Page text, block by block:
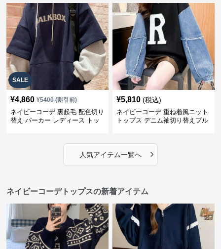
SALE
¥4,860 ¥5400(割引前)
ネイビーコーデ 裏起毛 配色切り
替え パーカー レディース トッ
¥5,810 (税込)
ネイビーコーデ 重ね着風ニット
トップス デニム袖切り替えプル
人気アイテム一覧へ ›
ネイビーコーデトップスの新着アイテム